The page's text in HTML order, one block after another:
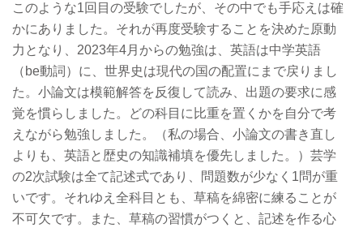
このような1回目の受験でしたが、その中でも手応えは確
かにありました。それが再度受験することを決めた原動
力となり、2023年4月からの勉強は、英語は中学英語
（be動詞）に、世界史は現代の国の配置にまで戻りまし
た。小論文は模範解答を反復して読み、出題の要求に感
覚を慣らしました。どの科目に比重を置くかを自分で考
えながら勉強しました。（私の場合、小論文の書き直し
よりも、英語と歴史の知識補填を優先しました。）芸学
の2次試験は全て記述式であり、問題数が少なく1問が重
いです。それゆえ全科目とも、草稿を綿密に練ることが
不可欠です。また、草稿の習慣がつくと、記述を作る心